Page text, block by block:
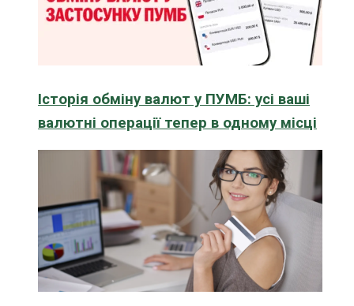
Історія обміну валют у ПУМБ: усі ваші
валютні операції тепер в одному місці